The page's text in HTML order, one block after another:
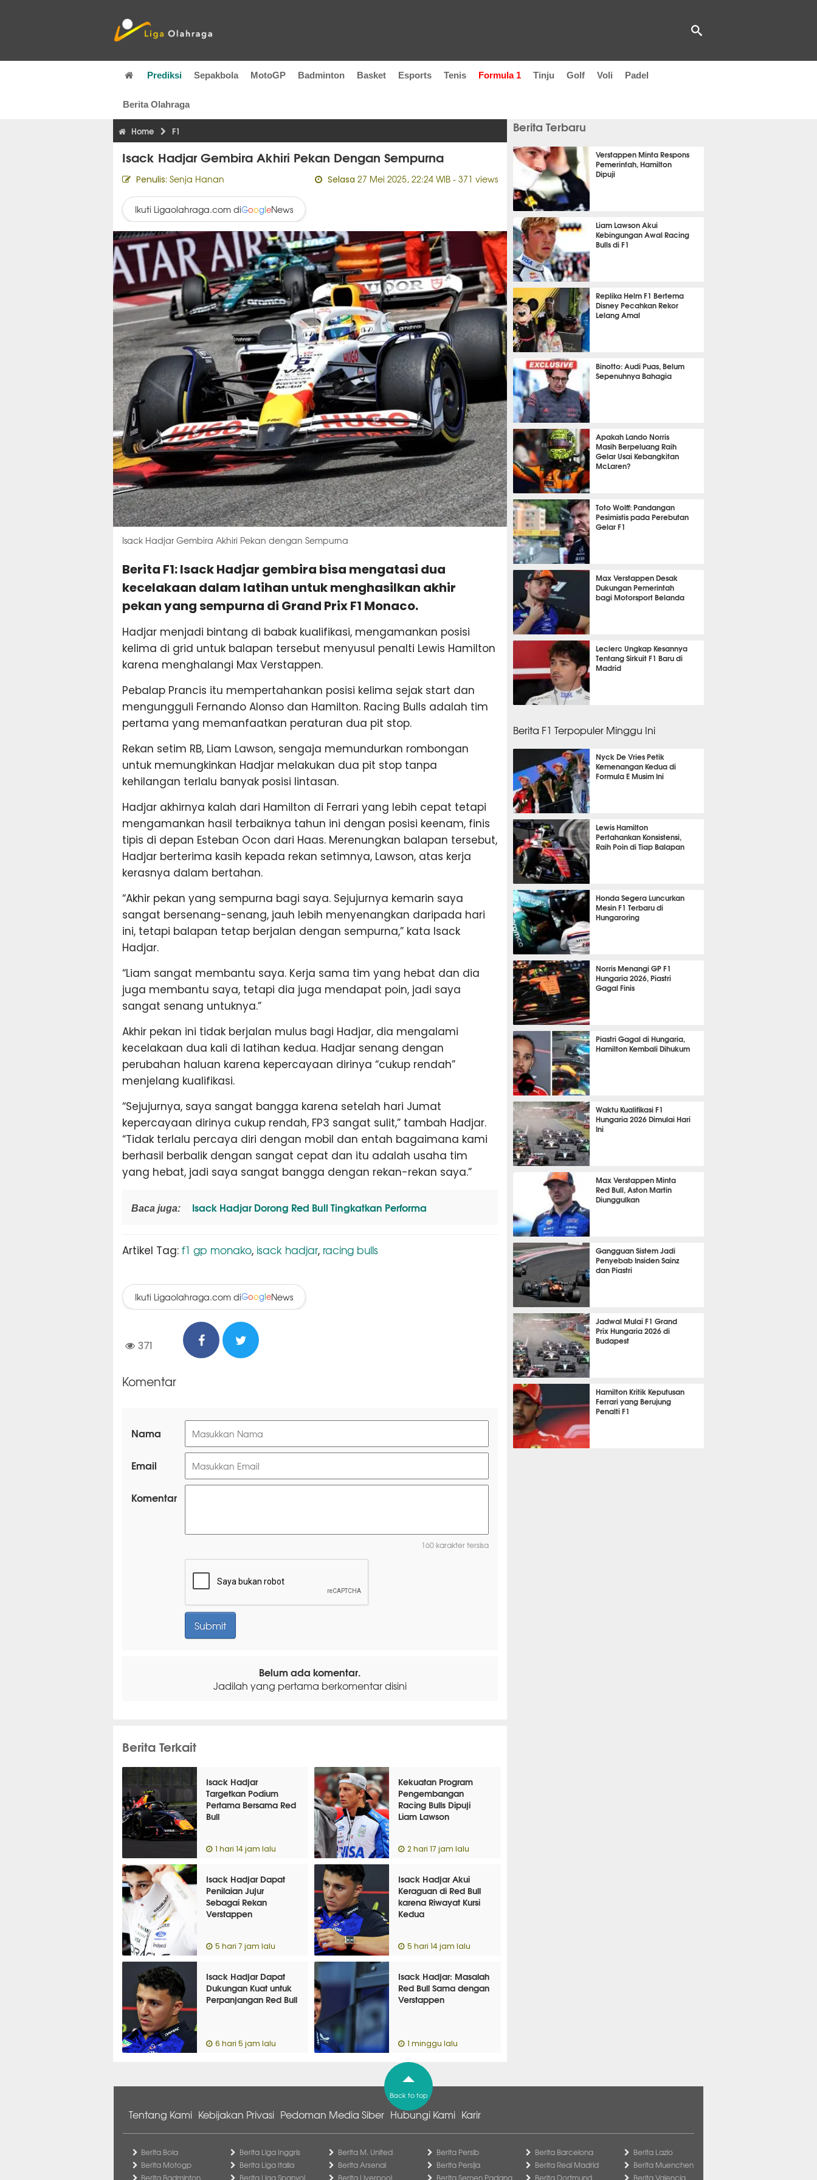
Prediksi Sepakbola MotoGP Badminton Basket Esports Tenis Formula 1 Tinju Golf Voli Padel
Berita Olahraga
Home F1
Isack Hadjar Gembira Akhiri Pekan Dengan Sempurna
Penulis: Senja Hanan Selasa 27 Mei 2025, 22:24 WIB- 371 views
Ikuti Ligaolahraga.com diGoogleNews
Isack Hadjar Gembira Akhiri Pekan dengan Sempurna
Berita F1: Isack Hadjar gembira bisa mengatasi dua
kecelakaan dalam latihan untuk menghasilkan akhir
pekan yang sempurna di Grand Prix F1 Monaco.
Hadjar menjadi bintang di babak kualifikasi, mengamankan posisi
kelima di grid untuk balapan tersebut menyusul penalti Lewis Hamilton
karena menghalangi Max Verstappen.
Pebalap Prancis itu mempertahankan posisi kelima sejak start dan
mengungguli Fernando Alonso dan Hamilton. Racing Bulls adalah tim
pertama yang memanfaatkan peraturan dua pit stop.
Rekan setim RB, Liam Lawson, sengaja memundurkan rombongan
untuk memungkinkan Hadjar melakukan dua pit stop tanpa
kehilangan terlalu banyak posisi lintasan.
Hadjar akhirnya kalah dari Hamilton di Ferrari yang lebih cepat tetapi
mengamankan hasil terbaiknya tahun ini dengan posisi keenam, finis
tipis di depan Esteban Ocon dari Haas. Merenungkan balapan tersebut,
Hadjar berterima kasih kepada rekan setimnya, Lawson, atas kerja
kerasnya dalam bertahan.
“Akhir pekan yang sempurna bagi saya. Sejujurnya kemarin saya
sangat bersenang-senang, jauh lebih menyenangkan daripada hari
ini, tetapi balapan tetap berjalan dengan sempurna,” kata Isack
Hadjar.
“Liam sangat membantu saya. Kerja sama tim yang hebat dan dia
juga membantu saya, tetapi dia juga mendapat poin, jadi saya
sangat senang untuknya.”
Akhir pekan ini tidak berjalan mulus bagi Hadjar, dia mengalami
kecelakaan dua kali di latihan kedua. Hadjar senang dengan
perubahan haluan karena kepercayaan dirinya “cukup rendah”
menjelang kualifikasi.
“Sejujurnya, saya sangat bangga karena setelah hari Jumat
kepercayaan dirinya cukup rendah, FP3 sangat sulit,” tambah Hadjar.
“Tidak terlalu percaya diri dengan mobil dan entah bagaimana kami
berhasil berbalik dengan sangat cepat dan itu adalah usaha tim
yang hebat, jadi saya sangat bangga dengan rekan-rekan saya.”
Baca juga: Isack Hadjar Dorong Red Bull Tingkatkan Performa
Artikel Tag: f1 gp monako, isack hadjar, racing bulls
Ikuti Ligaolahraga.com diGoogleNews
371
Komentar
Nama
Email
Komentar
160 karakter tersisa
Belum ada komentar.
Jadilah yang pertama berkomentar disini
Berita Terkait
Isack Hadjar
Targetkan Podium
Pertama Bersama Red
Bull
1 hari 14 jam lalu
Kekuatan Program
Pengembangan
Racing Bulls Dipuji
Liam Lawson
2 hari 17 jam lalu
Isack Hadjar Dapat
Penilaian Jujur
Sebagai Rekan
Verstappen
5 hari 7 jam lalu
Isack Hadjar Akui
Keraguan di Red Bull
karena Riwayat Kursi
Kedua
5 hari 14 jam lalu
Isack Hadjar Dapat
Dukungan Kuat untuk
Perpanjangan Red Bull
6 hari 5 jam lalu
Isack Hadjar: Masalah
Red Bull Sama dengan
Verstappen
1 minggu lalu
Berita Terbaru
Verstappen Minta Respons
Pemerintah, Hamilton
Dipuji
2 jam 6 menit lalu
Liam Lawson Akui
Kebingungan Awal Racing
Bulls di F1
4 jam 6 menit lalu
Replika Helm F1 Bertema
Disney Pecahkan Rekor
Lelang Amal
5 jam 42 menit lalu
Binotto: Audi Puas, Belum
Sepenuhnya Bahagia
6 jam 30 menit lalu
Apakah Lando Norris
Masih Berpeluang Raih
Gelar Usai Kebangkitan
McLaren?
7 jam 42 menit lalu
Toto Wolff: Pandangan
Pesimistis pada Perebutan
Gelar F1
8 jam 30 menit lalu
Max Verstappen Desak
Dukungan Pemerintah
bagi Motorsport Belanda
9 jam 18 menit lalu
Leclerc Ungkap Kesannya
Tentang Sirkuit F1 Baru di
Madrid
Berita F1 Terpopuler Minggu Ini
Nyck De Vries Petik
Kemenangan Kedua di
Formula E Musim Ini
F1
Lewis Hamilton
Pertahankan Konsistensi,
Raih Poin di Tiap Balapan
F1
Honda Segera Luncurkan
Mesin F1 Terbaru di
Hungaroring
F1
Norris Menangi GP F1
Hungaria 2026, Piastri
Gagal Finis
F1
Piastri Gagal di Hungaria,
Hamilton Kembali Dihukum
F1
Waktu Kualifikasi F1
Hungaria 2026 Dimulai Hari
Ini
Max Verstappen Minta
Red Bull, Aston Martin
Diunggulkan
F1
Gangguan Sistem Jadi
Penyebab Insiden Sainz
dan Piastri
F1
Jadwal Mulai F1 Grand
Prix Hungaria 2026 di
Budapest
F1
Hamilton Kritik Keputusan
Ferrari yang Berujung
Penalti F1
Back to top
Tentang Kami Kebijakan Privasi Pedoman Media Siber Hubungi Kami Karir
Berita Bola
Berita Motogp
Berita Badminton
Berita Liga Inggris
Berita Liga Italia
Berita Liga Spanyol
Berita M. United
Berita Arsenal
Berita Liverpool
Berita Persib
Berita Persija
Berita Semen Padang
Berita Barcelona
Berita Real Madrid
Berita Dortmund
Berita Lazio
Berita Muenchen
Berita Valencia